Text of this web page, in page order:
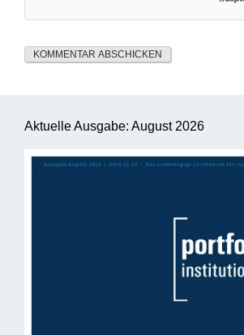
Aktuelle Ausgabe: August 2026